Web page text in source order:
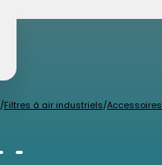
/Filtres à air industriels/Accessoires